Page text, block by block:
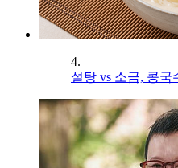
4.
설탕 vs 소금, 콩국